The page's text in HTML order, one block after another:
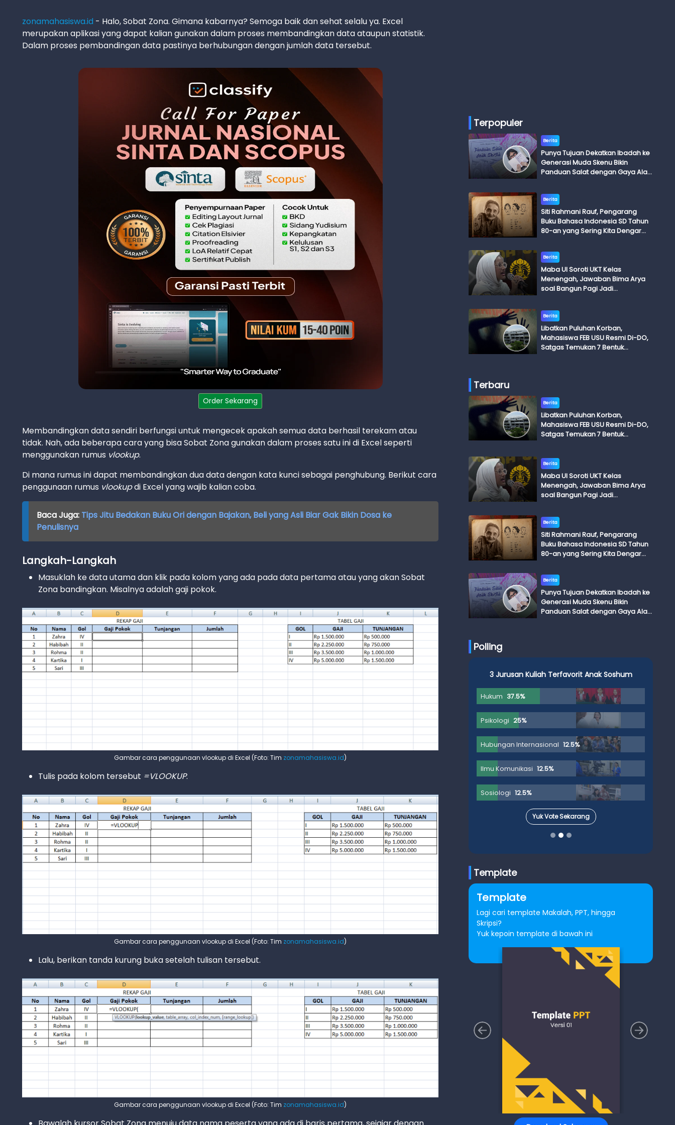
zonamahasiswa.id - Halo, Sobat Zona. Gimana kabarnya? Semoga baik dan sehat selalu ya. Excel
merupakan aplikasi yang dapat kalian gunakan dalam proses membandingkan data ataupun statistik.
Dalam proses pembandingan data pastinya berhubungan dengan jumlah data tersebut.
Order Sekarang
Membandingkan data sendiri berfungsi untuk mengecek apakah semua data berhasil terekam atau
tidak. Nah, ada beberapa cara yang bisa Sobat Zona gunakan dalam proses satu ini di Excel seperti
menggunakan rumus vlookup.
Di mana rumus ini dapat membandingkan dua data dengan kata kunci sebagai penghubung. Berikut cara
penggunaan rumus vlookupdi Excel yang wajib kalian coba.
Baca Juga: Tips Jitu Bedakan Buku Ori dengan Bajakan, Beli yang Asli Biar Gak Bikin Dosa ke
Penulisnya
Langkah-Langkah
Masuklah ke data utama dan klik pada kolom yang ada pada data pertama atau yang akan Sobat
Zona bandingkan. Misalnya adalah gaji pokok.
Gambar cara penggunaan vlookup di Excel (Foto: Tim zonamahasiswa.id)
Tulis pada kolom tersebut =VLOOKUP.
Gambar cara penggunaan vlookup di Excel (Foto: Tim zonamahasiswa.id)
Lalu, berikan tanda kurung buka setelah tulisan tersebut.
Gambar cara penggunaan vlookup di Excel (Foto: Tim zonamahasiswa.id)
Terpopuler
Berita
Punya Tujuan Dekatkan Ibadah ke
Generasi Muda Skenu Bikin
Panduan Salat dengan Gaya Ala
Berita
Siti Rahmani Rauf, Pengarang
Buku Bahasa Indonesia SD Tahun
80-an yang Sering Kita Dengar
Adik Budi
Berita
Maba UI Soroti UKT Kelas
Menengah, Jawaban Bima Arya
soal Bangun Pagi Jadi
Berita
Libatkan Puluhan Korban,
Mahasiswa FEB USU Resmi Di-DO,
Satgas Temukan 7 Bentuk
Terbaru
Berita
Libatkan Puluhan Korban,
Mahasiswa FEB USU Resmi Di-DO,
Satgas Temukan 7 Bentuk
Berita
Maba UI Soroti UKT Kelas
Menengah, Jawaban Bima Arya
soal Bangun Pagi Jadi
Berita
Siti Rahmani Rauf, Pengarang
Buku Bahasa Indonesia SD Tahun
80-an yang Sering Kita Dengar
Adik Budi
Berita
Punya Tujuan Dekatkan Ibadah ke
Generasi Muda Skenu Bikin
Panduan Salat dengan Gaya Ala
Polling
3 Jurusan Kuliah Terfavorit Anak Soshum
Hukum 37.5%
Psikologi 25%
Hubungan Internasional 12.5%
Ilmu Komunikasi 12.5%
Sosiologi 12.5%
Yuk Vote Sekarang
Template
Template
Lagi cari template Makalah, PPT, hingga
Skripsi?
Yuk kepoin template di bawah ini